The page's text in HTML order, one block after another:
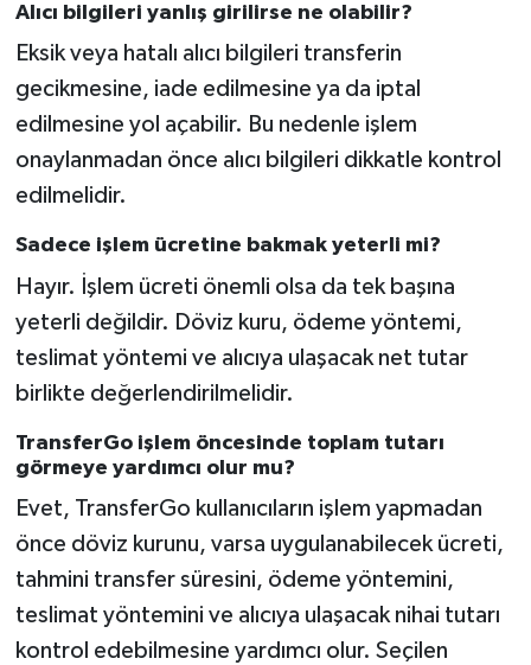
Alıcı bilgileri yanlış girilirse ne olabilir?
Eksik veya hatalı alıcı bilgileri transferin
gecikmesine, iade edilmesine ya da iptal
edilmesine yol açabilir. Bu nedenle işlem
onaylanmadan önce alıcı bilgileri dikkatle kontrol
edilmelidir.
Sadece işlem ücretine bakmak yeterli mi?
Hayır. İşlem ücreti önemli olsa da tek başına
yeterli değildir. Döviz kuru, ödeme yöntemi,
teslimat yöntemi ve alıcıya ulaşacak net tutar
birlikte değerlendirilmelidir.
TransferGo işlem öncesinde toplam tutarı
görmeye yardımcı olur mu?
Evet, TransferGo kullanıcıların işlem yapmadan
önce döviz kurunu, varsa uygulanabilecek ücreti,
tahmini transfer süresini, ödeme yöntemini,
teslimat yöntemini ve alıcıya ulaşacak nihai tutarı
kontrol edebilmesine yardımcı olur. Seçilen